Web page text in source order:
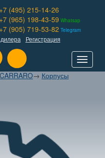
+7 (495) 215-14-26
+7 (965) 198-43-59 Whatsap
+7 (905) 719-53-82 Telegram
Регистрация
Toggle
CARRARO→ Корпусы